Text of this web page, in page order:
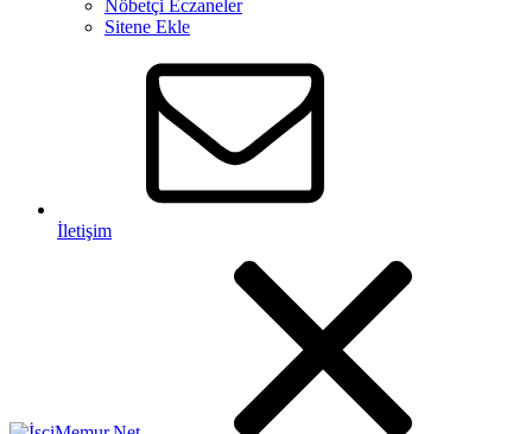
Nöbetçi Eczaneler
Sitene Ekle
İletişim